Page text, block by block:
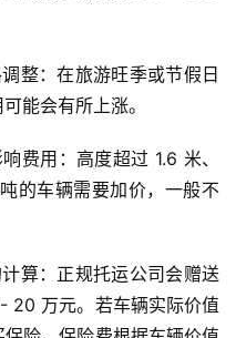
整：在旅游旺季或节假日
能会有所上涨。
费用：高度超过 1.6 米、
的车辆需要加价，一般不
算：正规托运公司会赠送
20 万元。若车辆实际价值